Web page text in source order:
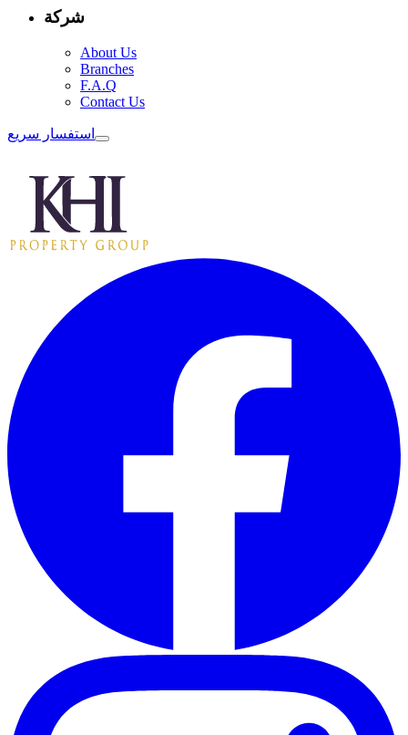
شركة
About Us
Branches
F.A.Q
Contact Us
استفسار سريع